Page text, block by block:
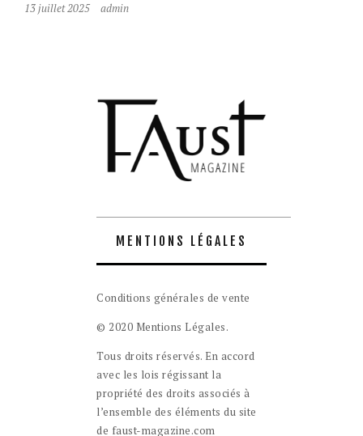
13 juillet 2025 admin
MENTIONS LÉGALES
Conditions générales de vente
© 2020 Mentions Légales.
Tous droits réservés. En accord
avec les lois régissant la
propriété des droits associés à
l’ensemble des éléments du site
de faust-magazine.com